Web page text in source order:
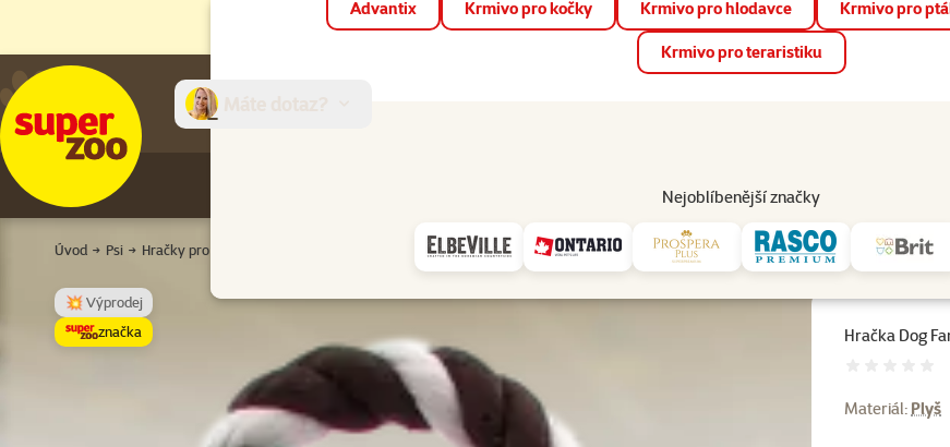
📱 Stáhněte si novou aplikaci Super zoo.Více informací
Advantix Krmivo pro kočky Krmivo pro hlodavce Krmivo pro
Krmivo pro teraristiku
Nejoblíbenější značky
Prodejny Služby
Úvod Psi Hračky pro psy Hračka Dog Fantasy Skinneeez s provazem čipmank 35cm
Hračka Dog
Materiál: Plyš
💥 Výprodej
značka